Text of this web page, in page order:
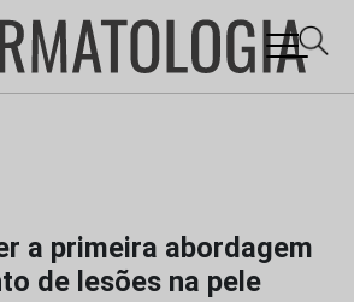
a primeira abordagem
de lesões na pele